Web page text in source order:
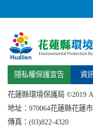
隱私權保護宣告 資
花蓮縣環境保護局 ©2019
地址： 970064花蓮縣花蓮
傳真：(03)822-4320